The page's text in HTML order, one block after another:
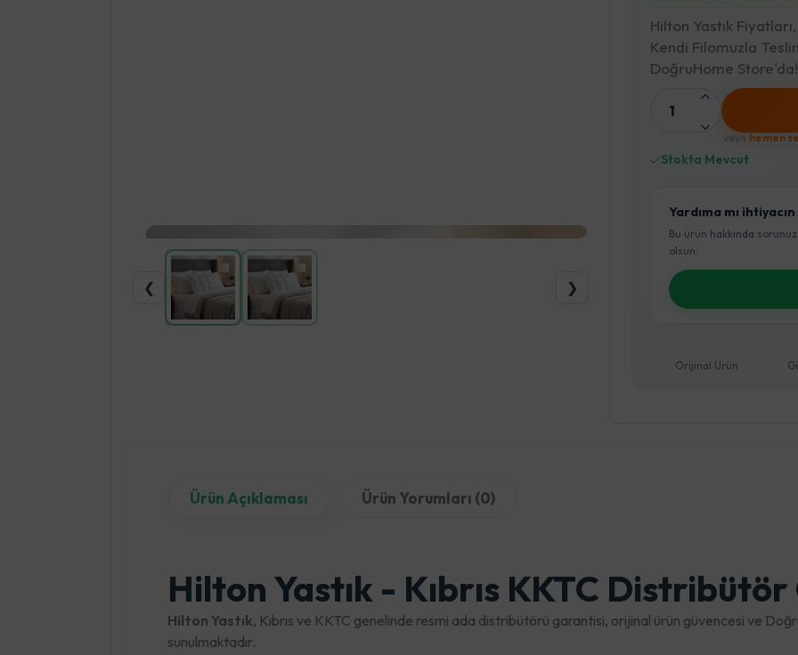
❮ ❯
Hilton Yastık
Kendi Filomuzla
DoğruHome Store'da!
1
veya hemen
Stokta Mevcut
Yardıma mı
Bu ürün hakkında
olsun.
Orijinal Ürün
Ürün Açıklaması Ürün Yorumları (0)
Hilton Yastık - Kıbrıs KKTC
Hilton Yastık, Kıbrıs ve KKTC genelinde resmi ada distribütörü garantisi, orijinal ürün güvencesi ve
sunulmaktadır.